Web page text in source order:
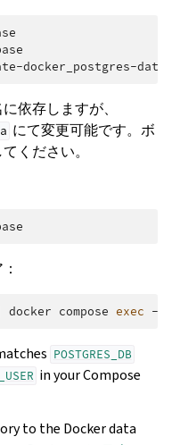
依存しますが、
にて変更可能です。ボ
ください。
docker compose exec -T
POSTGRES_DB
in your Compose
to the Docker data